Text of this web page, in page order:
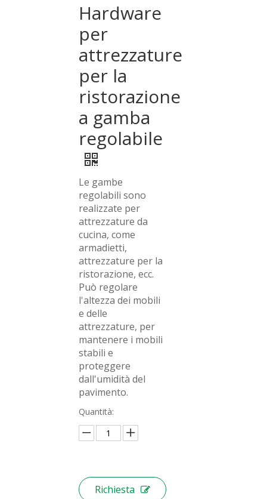
Hardware
per
attrezzature
per la
ristorazione
a gamba
regolabile
Le gambe
regolabili sono
realizzate per
attrezzature da
cucina, come
armadietti,
attrezzature per la
ristorazione, ecc.
Può regolare
l'altezza dei mobili
e delle
attrezzature, per
mantenere i mobili
stabili e
proteggere
dall'umidità del
pavimento.
Quantità:
Richiesta